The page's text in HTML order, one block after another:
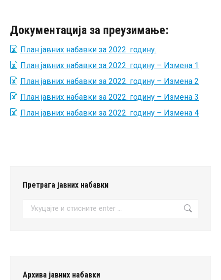
Документација за преузимање:
План јавних набавки за 2022. годину.
План јавних набавки за 2022. годину – Измена 1
План јавних набавки за 2022. годину – Измена 2
План јавних набавки за 2022. годину – Измена 3
План јавних набавки за 2022. годину – Измена 4
Претрага јавних набавки
Претрага:
Архива јавних набавки